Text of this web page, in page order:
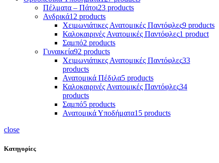
Πέλματα – Πάτοι23 products
Ανδρικά12 products
Χειμωνιάτικες Ανατομικές Παντόφλες9 products
Καλοκαιρινές Ανατομικές Παντόφλες1 product
Σαμπό2 products
Γυναικεία92 products
Χειμωνιάτικες Ανατομικές Παντόφλες33
products
Ανατομικά Πέδιλα5 products
Καλοκαιρινές Ανατομικές Παντόφλες34
products
Σαμπό5 products
Ανατομικά Υποδήματα15 products
close
Κατηγορίες